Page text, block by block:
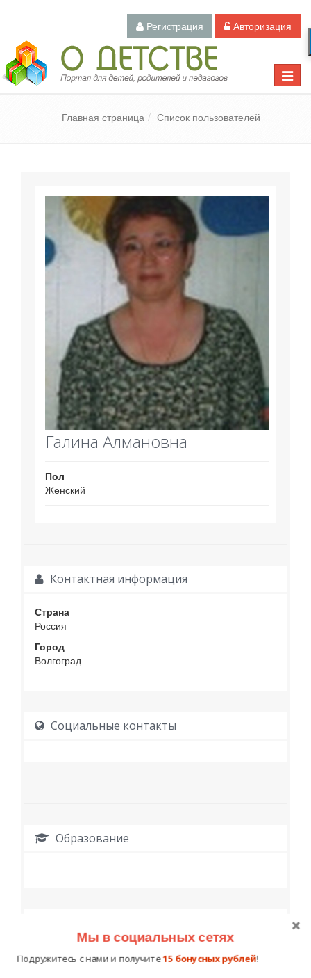
Регистрация Авторизация
Toggle
Педагогический портал «О детстве»
Главная страница Список пользователей
Галина Алмановна
Пол
Женский
Контактная информация
Страна
Россия
Город
Волгоград
Социальные контакты
Образование
Мы в социальных сетях
Подружитесь с нами и получите15 бонусных рублей!